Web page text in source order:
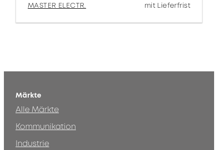
MASTER ELECTR.
mit Lieferfrist
Märkte
Alle Märkte
Kommunikation
Industrie